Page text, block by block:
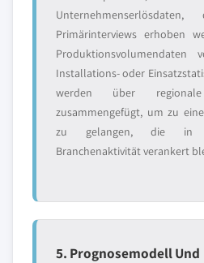
Primärinterviews erhoben
Produktionsvolumendaten
Installations- oder
werden über
zusammengefügt, um zu
zu gelangen, die in
Branchenaktivität verankert
5. Prognosemodell Und